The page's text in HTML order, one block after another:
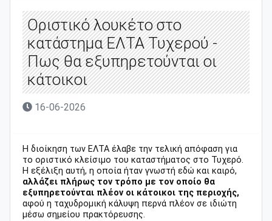
Οριστικό λουκέτο στο
κατάστημα ΕΛΤΑ Τυχερού -
Πως θα εξυπηρετούνται οι
κάτοικοι
16-06-2026
Η διοίκηση των ΕΛΤΑ έλαβε την τελική απόφαση για
το οριστικό κλείσιμο του καταστήματος στο Τυχερό.
Η εξέλιξη αυτή, η οποία ήταν γνωστή εδώ και καιρό,
αλλάζει πλήρως τον τρόπο με τον οποίο θα
εξυπηρετούνται πλέον οι κάτοικοι της περιοχής,
αφού η ταχυδρομική κάλυψη περνά πλέον σε ιδιώτη
μέσω σημείου πρακτόρευσης.